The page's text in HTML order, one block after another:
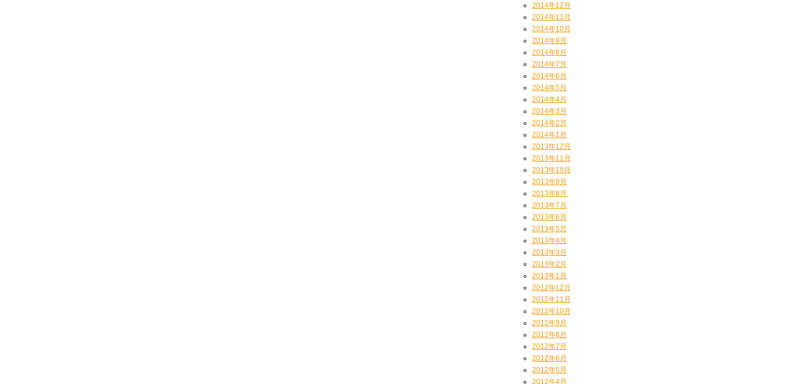
2014年12月
2014年11月
2014年10月
2014年9月
2014年8月
2014年7月
2014年6月
2014年5月
2014年4月
2014年3月
2014年2月
2014年1月
2013年12月
2013年11月
2013年10月
2013年9月
2013年8月
2013年7月
2013年6月
2013年5月
2013年4月
2013年3月
2013年2月
2013年1月
2012年12月
2012年11月
2012年10月
2012年9月
2012年8月
2012年7月
2012年6月
2012年5月
2012年4月